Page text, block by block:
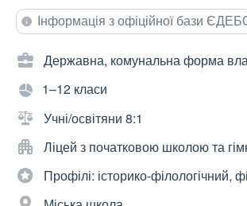
Інформація з офіційної бази
Державна, комунальна форма
1–12 класи
Учні/освітяни 8:1
Ліцей з початковою школою та
Профілі: історико-філологічний,